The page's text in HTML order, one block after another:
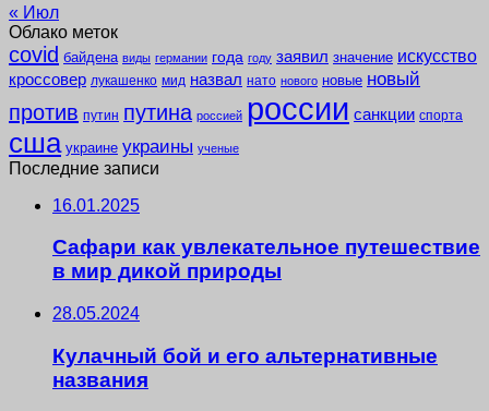
« Июл
Облако меток
covid байдена виды германии года году заявил значение искусство
кроссовер лукашенко мид назвал нато нового новые новый
против путин путина россией россии санкции спорта
сша украине украины ученые
Последние записи
16.01.2025
Сафари как увлекательное путешествие
в мир дикой природы
28.05.2024
Кулачный бой и его альтернативные
названия